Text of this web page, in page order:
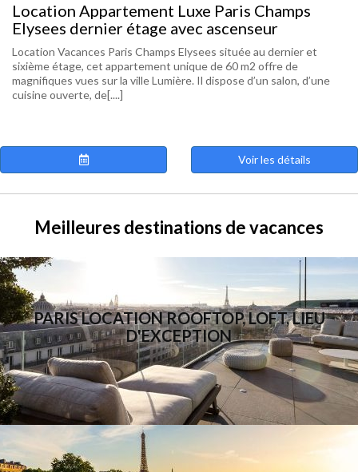
Location Appartement Luxe Paris Champs
Elysees dernier étage avec ascenseur
Location Vacances Paris Champs Elysees située au dernier et
sixième étage, cet appartement unique de 60 m2 offre de
magnifiques vues sur la ville Lumière. Il dispose d’un salon, d’une
cuisine ouverte, de[....]
Voir les détails
Meilleures destinations de vacances
PARIS LOCATION ROOFTOP, LOFT, LIEU
D'EXCEPTION